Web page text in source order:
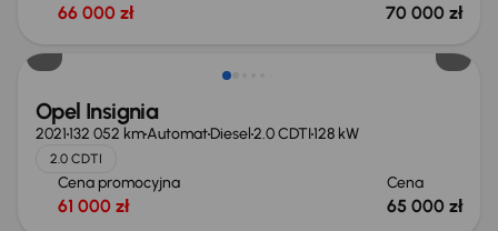
66 000 zł 70 000 zł
Opel Insignia
2021132 052 kmAutomatDiesel2.0 CDTI128 kW
2.0 CDTI
Cena promocyjna
61 000 zł
Cena
65 000 zł